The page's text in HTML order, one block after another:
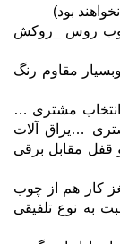
بود)
چوب روس _روکش
مقاوم رنگ
مشتری …
…یراق آلات
و قفل مقابل برقی
کار هم از چوب
به نوع تلفیقی